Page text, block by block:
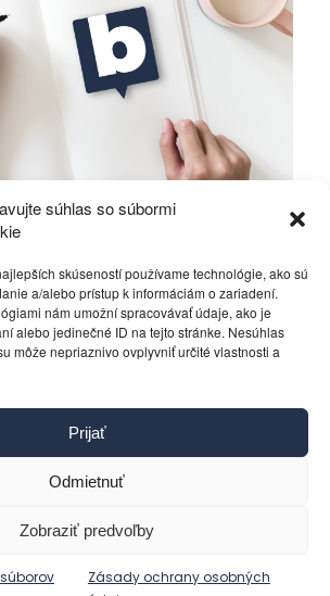
súhlas so súbormi
skúseností používame technológie, ako sú
a/alebo prístup k informáciám o zariadení.
nám umožní spracovávať údaje, ako je
alebo jedinečné ID na tejto stránke. Nesúhlas
môže nepriaznivo ovplyvniť určité vlastnosti a
Prijať
Odmietnuť
Zobraziť predvoľby
Zásady ochrany osobných
médiá…
decembra 2023
Kontakt
Pravidlá používania
Reklama
Cookies
osobných údajov